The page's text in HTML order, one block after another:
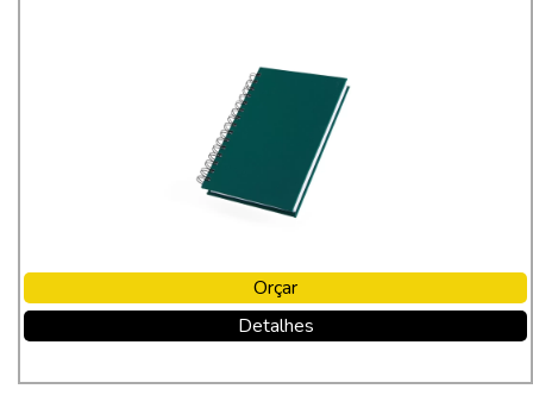
Orçar
Detalhes